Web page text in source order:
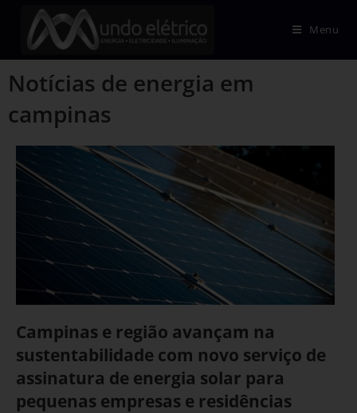
Menu
Notícias de energia em
campinas
Campinas e região avançam na
sustentabilidade com novo serviço de
assinatura de energia solar para
pequenas empresas e residências